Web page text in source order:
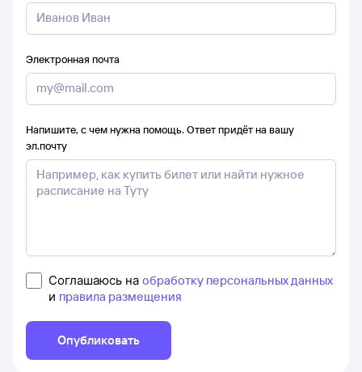
Электронная почта
Напишите, с чем нужна помощь. Ответ придёт на вашу
эл.почту
Соглашаюсь на обработку персональных данных
и правила размещения
Опубликовать